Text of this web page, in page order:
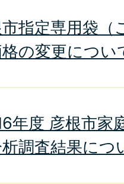
指定専用袋（
の変更につい
年度 彦根市家
調査結果につ